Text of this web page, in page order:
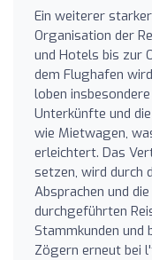
Ein weiterer
Organisation der
und Hotels bis zur
dem Flughafen
loben
Unterkünfte und
wie Mietwagen,
erleichtert. Das
setzen, wird durch
Absprachen und
durchgeführten
Stammkunden und
Zögern erneut bei